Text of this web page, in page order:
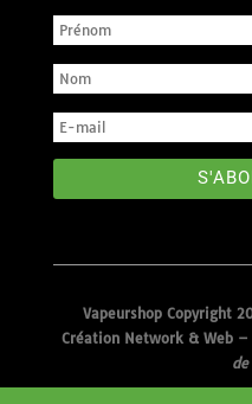
Vapeurshop Copyright
Création Network & Web–